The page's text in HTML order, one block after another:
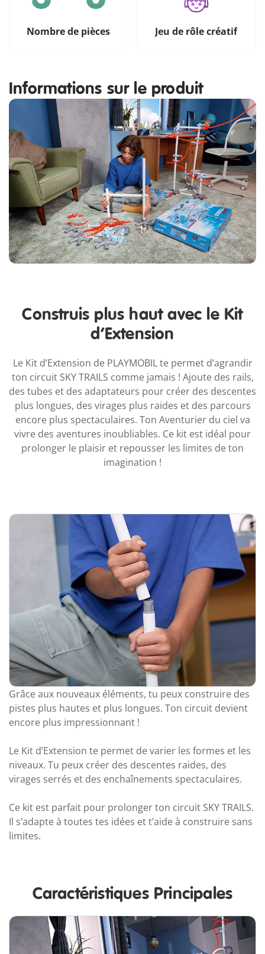
Nombre de pièces Jeu de rôle créatif
Informations sur le produit
Construis plus haut avec le Kit
d’Extension
Le Kit d’Extension de PLAYMOBIL te permet d’agrandir
ton circuit SKY TRAILS comme jamais ! Ajoute des rails,
des tubes et des adaptateurs pour créer des descentes
plus longues, des virages plus raides et des parcours
encore plus spectaculaires. Ton Aventurier du ciel va
vivre des aventures inoubliables. Ce kit est idéal pour
prolonger le plaisir et repousser les limites de ton
imagination !
Grâce aux nouveaux éléments, tu peux construire des
pistes plus hautes et plus longues. Ton circuit devient
encore plus impressionnant !
Le Kit d’Extension te permet de varier les formes et les
niveaux. Tu peux créer des descentes raides, des
virages serrés et des enchaînements spectaculaires.
Ce kit est parfait pour prolonger ton circuit SKY TRAILS.
Il s’adapte à toutes tes idées et t’aide à construire sans
limites.
Caractéristiques Principales